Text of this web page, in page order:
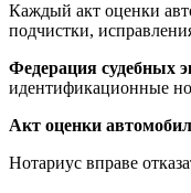
Каждый акт оценки
подчистки,
Федерация судебных
идентификационные
Акт оценки
Нотариус вправе